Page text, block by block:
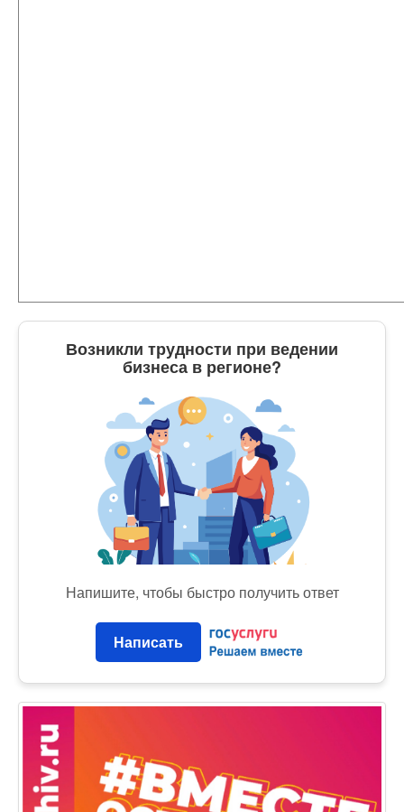
Возникли трудности при ведении
бизнеса в регионе?
Напишите, чтобы быстро получить ответ
Написать